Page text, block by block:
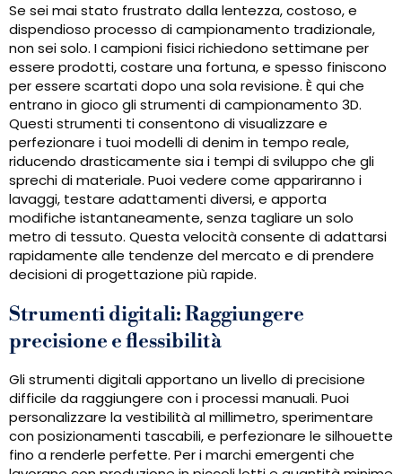
Se sei mai stato frustrato dalla lentezza, costoso, e
dispendioso processo di campionamento tradizionale,
non sei solo. I campioni fisici richiedono settimane per
essere prodotti, costare una fortuna, e spesso finiscono
per essere scartati dopo una sola revisione. È qui che
entrano in gioco gli strumenti di campionamento 3D.
Questi strumenti ti consentono di visualizzare e
perfezionare i tuoi modelli di denim in tempo reale,
riducendo drasticamente sia i tempi di sviluppo che gli
sprechi di materiale. Puoi vedere come appariranno i
lavaggi, testare adattamenti diversi, e apporta
modifiche istantaneamente, senza tagliare un solo
metro di tessuto. Questa velocità consente di adattarsi
rapidamente alle tendenze del mercato e di prendere
decisioni di progettazione più rapide.
Strumenti digitali: Raggiungere
precisione e flessibilità
Gli strumenti digitali apportano un livello di precisione
difficile da raggiungere con i processi manuali. Puoi
personalizzare la vestibilità al millimetro, sperimentare
con posizionamenti tascabili, e perfezionare le silhouette
fino a renderle perfette. Per i marchi emergenti che